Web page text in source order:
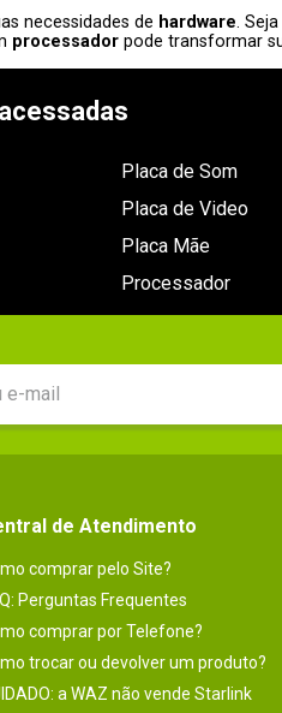
necessidades de hardware.
processador pode transformar
Placa de Som
Placa de Video
Placa Mãe
Processador
de Atendimento
comprar pelo Site?
Perguntas Frequentes
comprar por Telefone?
trocar ou devolver um produto?
a WAZ não vende Starlink